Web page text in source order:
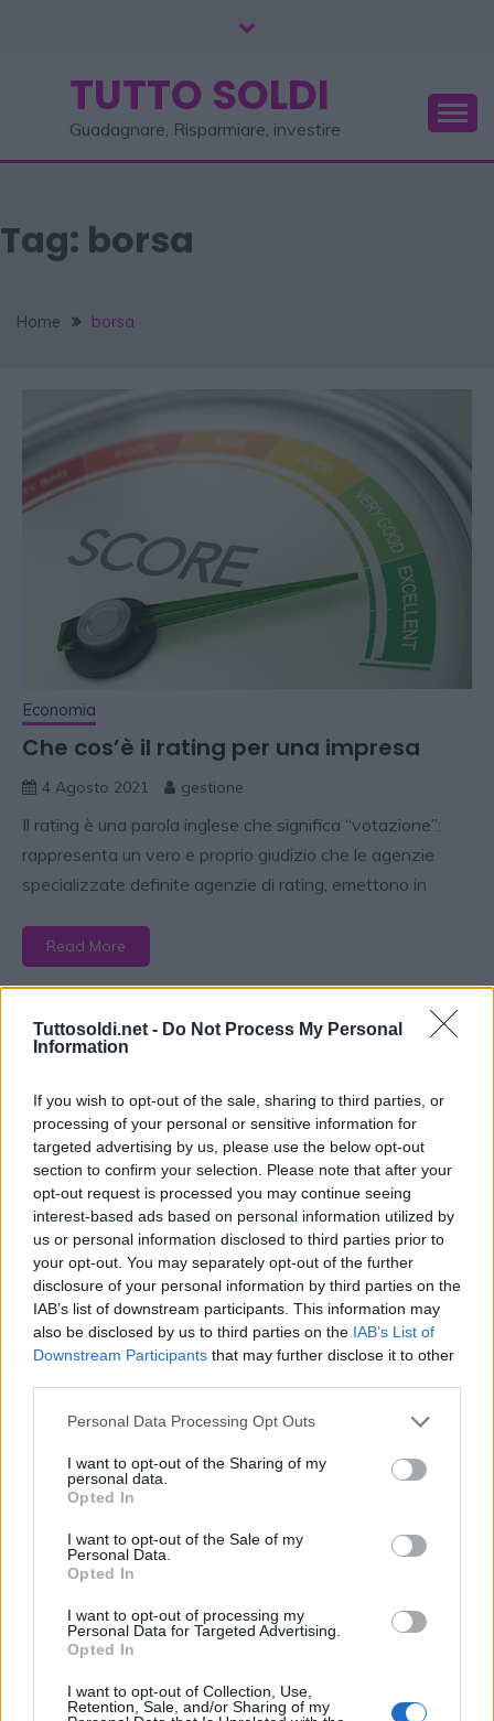
Tuttosoldi.net - Do Not Process My Personal
Information
If you wish to opt-out of the sale, sharing to third parties, or
processing of your personal or sensitive information for
targeted advertising by us, please use the below opt-out
section to confirm your selection. Please note that after your
opt-out request is processed you may continue seeing
interest-based ads based on personal information utilized by
us or personal information disclosed to third parties prior to
your opt-out. You may separately opt-out of the further
disclosure of your personal information by third parties on the
IAB’s list of downstream participants. This information may
also be disclosed by us to third parties on the IAB’s List of
Downstream Participants that may further disclose it to other
Personal Data Processing Opt Outs
I want to opt-out of the Sharing of my
personal data.
Opted In
I want to opt-out of the Sale of my
Personal Data.
Opted In
I want to opt-out of processing my
Personal Data for Targeted Advertising.
Opted In
I want to opt-out of Collection, Use,
Retention, Sale, and/or Sharing of my
TUTTO SOLDI
Guadagnare, Risparmiare, investire
Tag: borsa
Home borsa
Economia
Che cos’è il rating per una impresa
4 Agosto 2021 gestione
Il rating è una parola inglese che significa “votazione”:
rappresenta un vero e proprio giudizio che le agenzie
specializzate definite agenzie di rating, emettono in
Read More
Trading
Trading online, questo sconosciuto
Se siete appassionati di finanza o navigate
quotidianamente sul web, avrete di certo sentito parlare
di “trading” o “tradng online”, anche solo come forma
Read More
Recent Posts